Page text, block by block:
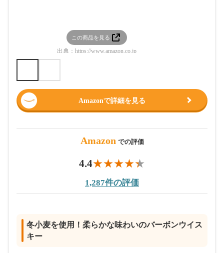
この商品を見る
出典： https://www.amazon.co.jp
Amazonで詳細を見る
Amazon での評価
4.4
1,287件の評価
冬小麦を使用！柔らかな味わいのバーボンウイス
キー